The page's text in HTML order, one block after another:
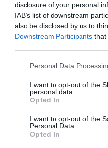
disclosure of your personal
IAB’s list of downstream
also be disclosed by us to
Downstream Participants that
Personal Data
I want to opt-out of the
personal data.
Opted In
I want to opt-out of the
Personal Data.
Opted In
Υπερβιταμίνωση:
εγκυμονεί για την
Οι βιταμίνες είναι
δόσεις, μπορεί να